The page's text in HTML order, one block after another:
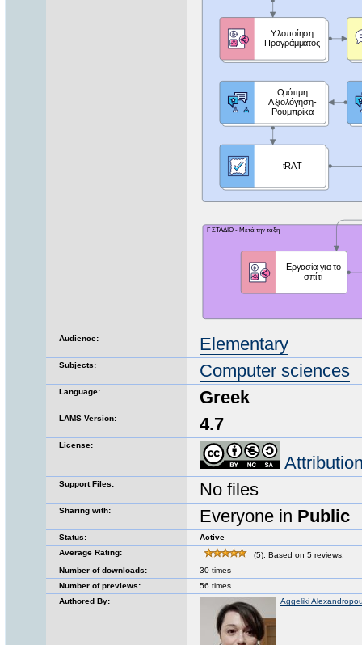
Audience: Elementary
Subjects: Computer sciences
Language: Greek
LAMS Version: 4.7
License:
Support Files: No files
Sharing with: Everyone in Public
Status:
Active
Average Rating:
(5). Based on 5 reviews.
Number of downloads:
30 times
Number of previews:
56 times
Authored By:
Aggeliki